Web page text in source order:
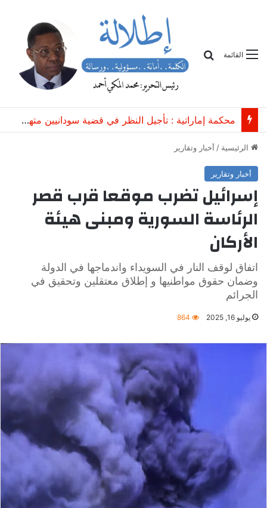
القائمة
حين يصل التعليم إلى مجلس الأمن..تكون الحرب في السودان قد أعلنت الحرب على المستقبل
الرئيسية / أخبار وتقارير
أخبار وتقارير
إسرائيل تضرب موقعا قرب قصر
الرئاسة السورية ومبنى هيئة
الأركان
اتفاق لوقف النار في السويداء واندماجها في الدولة
وضمان حقوق مواطنيها و إطلاق معتقلين وتحقيق في
الجرائم
يوليو 16, 2025 864